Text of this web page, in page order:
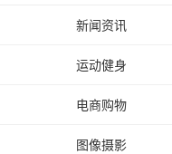
新闻资讯
运动健身
电商购物
图像摄影